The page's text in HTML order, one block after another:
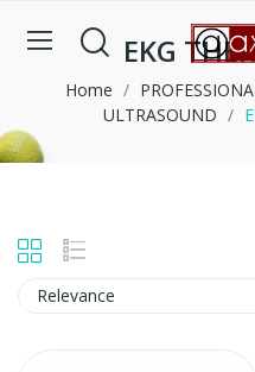
EKG
Home
ULTRASOUND
Relevance